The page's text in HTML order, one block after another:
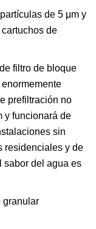
de 5 μm y
de
filtro de bloque
prefiltración no
y funcionará de
sin
residenciales y de
sabor del agua es
granular